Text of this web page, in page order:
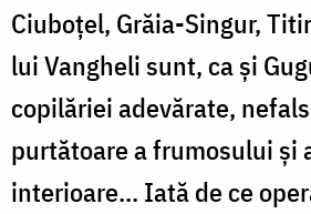
Ciuboţel, Grăia-Singur,
lui Vangheli sunt, ca şi
copilăriei adevărate,
purtătoare a frumosului şi
interioare... Iată de ce